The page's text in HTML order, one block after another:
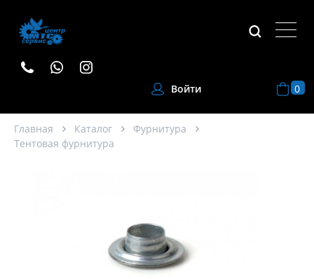
Войти 0
Главная Каталог
Фурнитура
Тентовая фурнитура